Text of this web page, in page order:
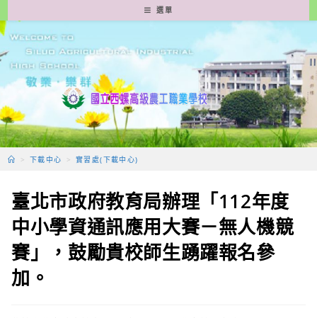
轉
至
要
容
選單
> 下載中心 > 實習處(下載中心)
臺北市政府教育局辦理「112年度
中小學資通訊應用大賽－無人機競
賽」，鼓勵貴校師生踴躍報名參
加。